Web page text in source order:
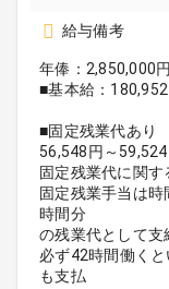
給与備考
年俸：2,850,000
■基本給：
■固定残業代あり
56,548円～59,524
固定残業代に関す
固定残業手当は
時間分
の残業代として支
必ず42時間働く
も支払